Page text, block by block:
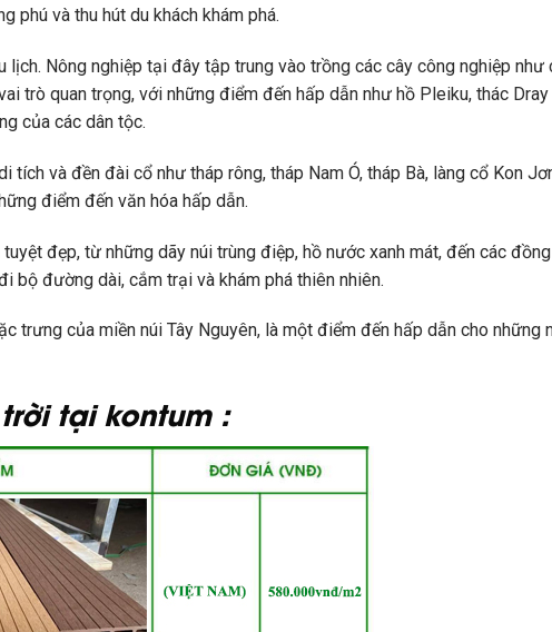
phú và thu hút du khách khám phá.
Nông nghiệp tại đây tập trung vào trồng các cây công nghiệp như
trò quan trọng, với những điểm đến hấp dẫn như hồ Pleiku, thác Dray
của các dân tộc.
và đền đài cổ như tháp rông, tháp Nam Ó, tháp Bà, làng cổ Kon
điểm đến văn hóa hấp dẫn.
đẹp, từ những dãy núi trùng điệp, hồ nước xanh mát, đến các
bộ đường dài, cắm trại và khám phá thiên nhiên.
trưng của miền núi Tây Nguyên, là một điểm đến hấp dẫn cho những
tại kontum :